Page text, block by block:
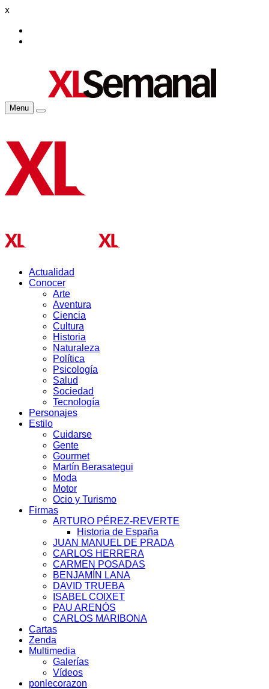
x
Menu
Actualidad
Conocer
Arte
Aventura
Ciencia
Cultura
Historia
Naturaleza
Política
Psicología
Salud
Sociedad
Tecnología
Personajes
Estilo
Cuidarse
Gente
Gourmet
Martín Berasategui
Moda
Motor
Ocio y Turismo
Firmas
ARTURO PÉREZ-REVERTE
Historia de España
JUAN MANUEL DE PRADA
CARLOS HERRERA
CARMEN POSADAS
BENJAMÍN LANA
DAVID TRUEBA
ISABEL COIXET
PAU ARENÓS
CARLOS MARIBONA
Cartas
Zenda
Multimedia
Galerías
Vídeos
ponlecorazon